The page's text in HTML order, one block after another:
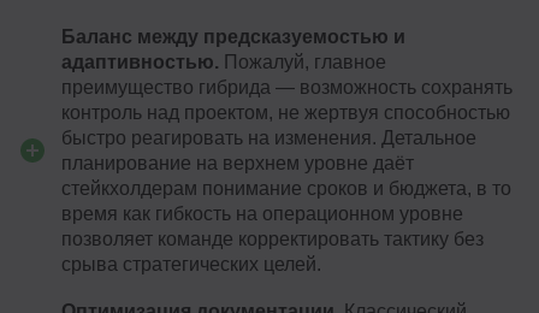
Баланс между предсказуемостью и
адаптивностью. Пожалуй, главное
преимущество гибрида — возможность сохранять
контроль над проектом, не жертвуя способностью
быстро реагировать на изменения. Детальное
планирование на верхнем уровне даёт
стейкхолдерам понимание сроков и бюджета, в то
время как гибкость на операционном уровне
позволяет команде корректировать тактику без
срыва стратегических целей.